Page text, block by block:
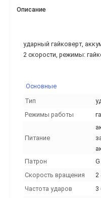
Описание
ударный гайковерт,
2 скорости, режимы:
Основные
Тип
Режимы работы
Питание
Патрон
Скорость вращения
2
Частота ударов
3